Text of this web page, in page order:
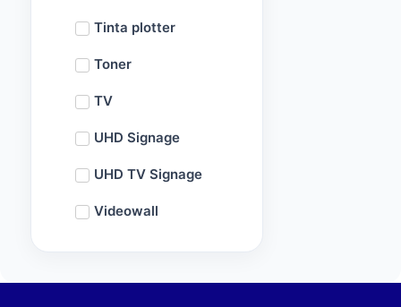
Tinta plotter
Toner
TV
UHD Signage
UHD TV Signage
Videowall